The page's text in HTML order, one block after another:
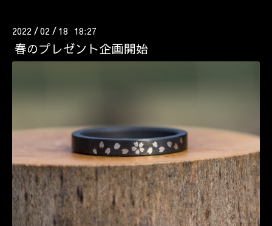
2022 /02 / 18 18:27
春のプレゼント企画開始